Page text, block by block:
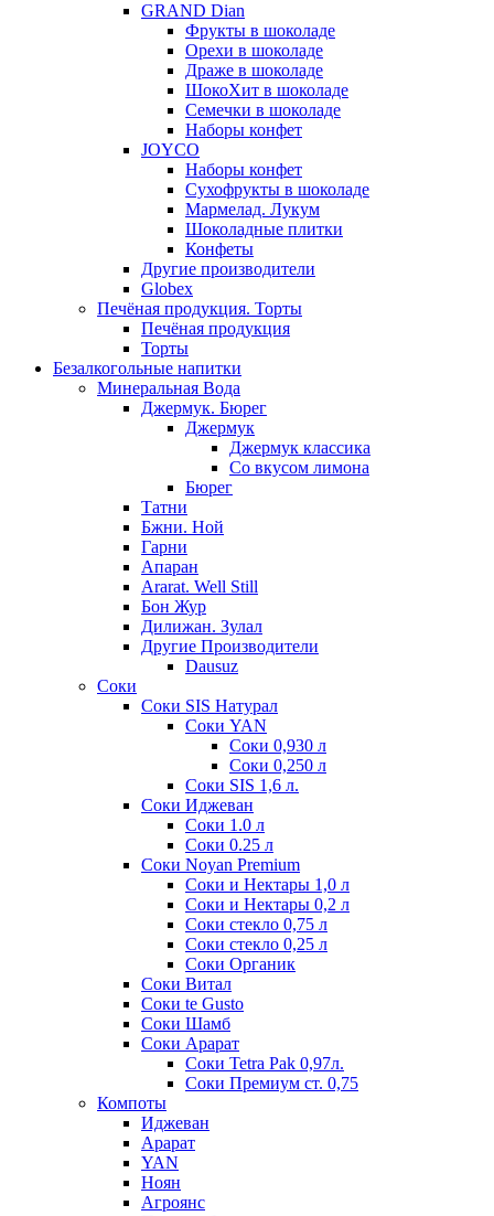
GRAND Dian
Фрукты в шоколаде
Орехи в шоколаде
Драже в шоколаде
ШокоХит в шоколаде
Семечки в шоколаде
Наборы конфет
JOYCO
Наборы конфет
Сухофрукты в шоколаде
Мармелад. Лукум
Шоколадные плитки
Конфеты
Другие производители
Globex
Печёная продукция. Торты
Печёная продукция
Торты
Безалкогольные напитки
Минеральная Вода
Джермук. Бюрег
Джермук
Джермук классика
Со вкусом лимона
Бюрег
Татни
Бжни. Ной
Гарни
Апаран
Ararat. Well Still
Бон Жур
Дилижан. Зулал
Другие Производители
Dausuz
Соки
Соки SIS Натурал
Соки YAN
Соки 0,930 л
Соки 0,250 л
Соки SIS 1,6 л.
Соки Иджеван
Соки 1.0 л
Соки 0.25 л
Соки Noyan Premium
Соки и Нектары 1,0 л
Соки и Нектары 0,2 л
Соки стекло 0,75 л
Соки стекло 0,25 л
Соки Органик
Соки Витал
Соки te Gusto
Соки Шамб
Соки Арарат
Соки Tetra Pak 0,97л.
Соки Премиум ст. 0,75
Компоты
Иджеван
Арарат
YAN
Ноян
Агроянс